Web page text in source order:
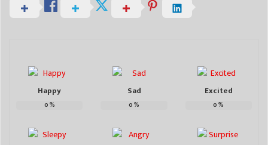
Happy
0%
Sad
0%
Excited
0%